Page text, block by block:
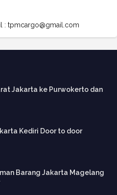
: tpmcargo@gmail.com
Jakarta ke Purwokerto dan
Kediri Door to door
Barang Jakarta Magelang